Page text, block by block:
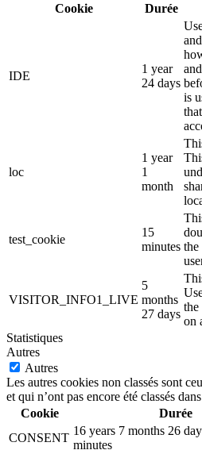
Cookie
Durée
IDE
1 year
24 days
is
loc
1 year
1
month
test_cookie
15
minutes the
VISITOR_INFO1_LIVE
5
months
27 days
the
on
Statistiques
Autres
Autres
Les autres cookies non classés sont
et qui n’ont pas encore été classés
Cookie
Durée
CONSENT
16 years 7 months 26
minutes